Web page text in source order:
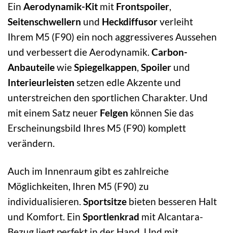
Ein Aerodynamik-Kit mit Frontspoiler,
Seitenschwellern und Heckdiffusorverleiht
Ihrem M5 (F90) ein noch aggressiveres Aussehen
und verbessert die Aerodynamik. Carbon-
AnbauteilewieSpiegelkappen, Spoiler und
Interieurleisten setzen edle Akzente und
unterstreichen den sportlichen Charakter. Und
mit einem Satz neuer Felgen können Sie das
Erscheinungsbild Ihres M5 (F90) komplett
verändern.
Auch im Innenraum gibt es zahlreiche
Möglichkeiten, Ihren M5 (F90) zu
individualisieren. Sportsitze bieten besseren Halt
und Komfort. Ein Sportlenkrad mit Alcantara-